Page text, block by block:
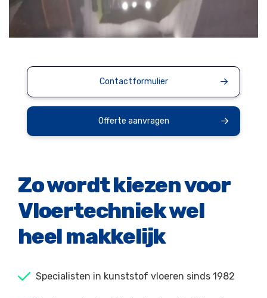
Contactformulier
Offerte aanvragen
Zo wordt kiezen voor
Vloertechniek wel
heel makkelijk
Specialisten in kunststof vloeren sinds 1982